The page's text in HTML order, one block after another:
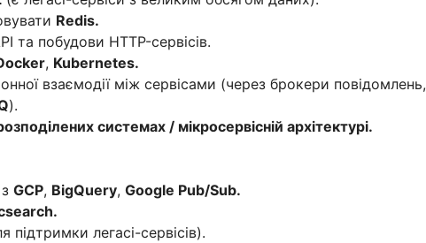
Redis.
та побудови HTTP-сервісів.
, Kubernetes.
взаємодії між сервісами (через брокери повідомлень,
).
системах / мікросервісній архітектурі.
GCP, BigQuery, Google Pub/Sub.
підтримки легасі-сервісів).